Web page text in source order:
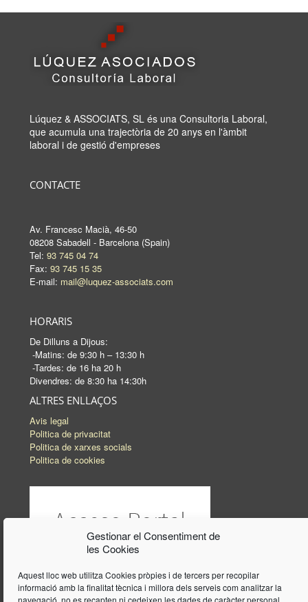
Gestionar el Consentiment de
les Cookies
Aquest lloc web utilitza Cookies pròpies i de tercers per recopilar
informació amb la finalitat tècnica i millora dels serveis com analitzar la
navegació, no es recapten ni cedeixen les dades de caràcter personal
Lúquez & ASSOCIATS, SL és una Consultoria Laboral,
que acumula una trajectòria de 20 anys en l'àmbit
laboral i de gestió d'empreses
CONTACTE
Av. Francesc Macià, 46-50
08208 Sabadell - Barcelona (Spain)
Tel: 93 745 04 74
Fax: 93 745 15 35
E-mail: mail@luquez-associats.com
HORARIS
De Dilluns a Dijous:
-Matins: de 9:30 h – 13:30 h
-Tardes: de 16 ha 20 h
Divendres: de 8:30 ha 14:30h
ALTRES ENLLAÇOS
Avis legal
Politica de privacitat
Politica de xarxes socials
Politica de cookies